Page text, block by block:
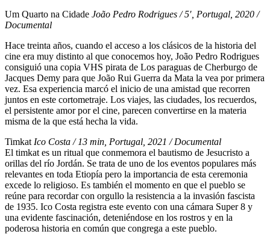
Um Quarto na Cidade João Pedro Rodrigues / 5′, Portugal, 2020 /
Documental
Hace treinta años, cuando el acceso a los clásicos de la historia del
cine era muy distinto al que conocemos hoy, João Pedro Rodrigues
consiguió una copia VHS pirata de Los paraguas de Cherburgo de
Jacques Demy para que João Rui Guerra da Mata la vea por primera
vez. Esa experiencia marcó el inicio de una amistad que recorren
juntos en este cortometraje. Los viajes, las ciudades, los recuerdos,
el persistente amor por el cine, parecen convertirse en la materia
misma de la que está hecha la vida.
Timkat Ico Costa / 13 min, Portugal, 2021 / Documental
El timkat es un ritual que conmemora el bautismo de Jesucristo a
orillas del río Jordán. Se trata de uno de los eventos populares más
relevantes en toda Etiopía pero la importancia de esta ceremonia
excede lo religioso. Es también el momento en que el pueblo se
reúne para recordar con orgullo la resistencia a la invasión fascista
de 1935. Ico Costa registra este evento con una cámara Super 8 y
una evidente fascinación, deteniéndose en los rostros y en la
poderosa historia en común que congrega a este pueblo.